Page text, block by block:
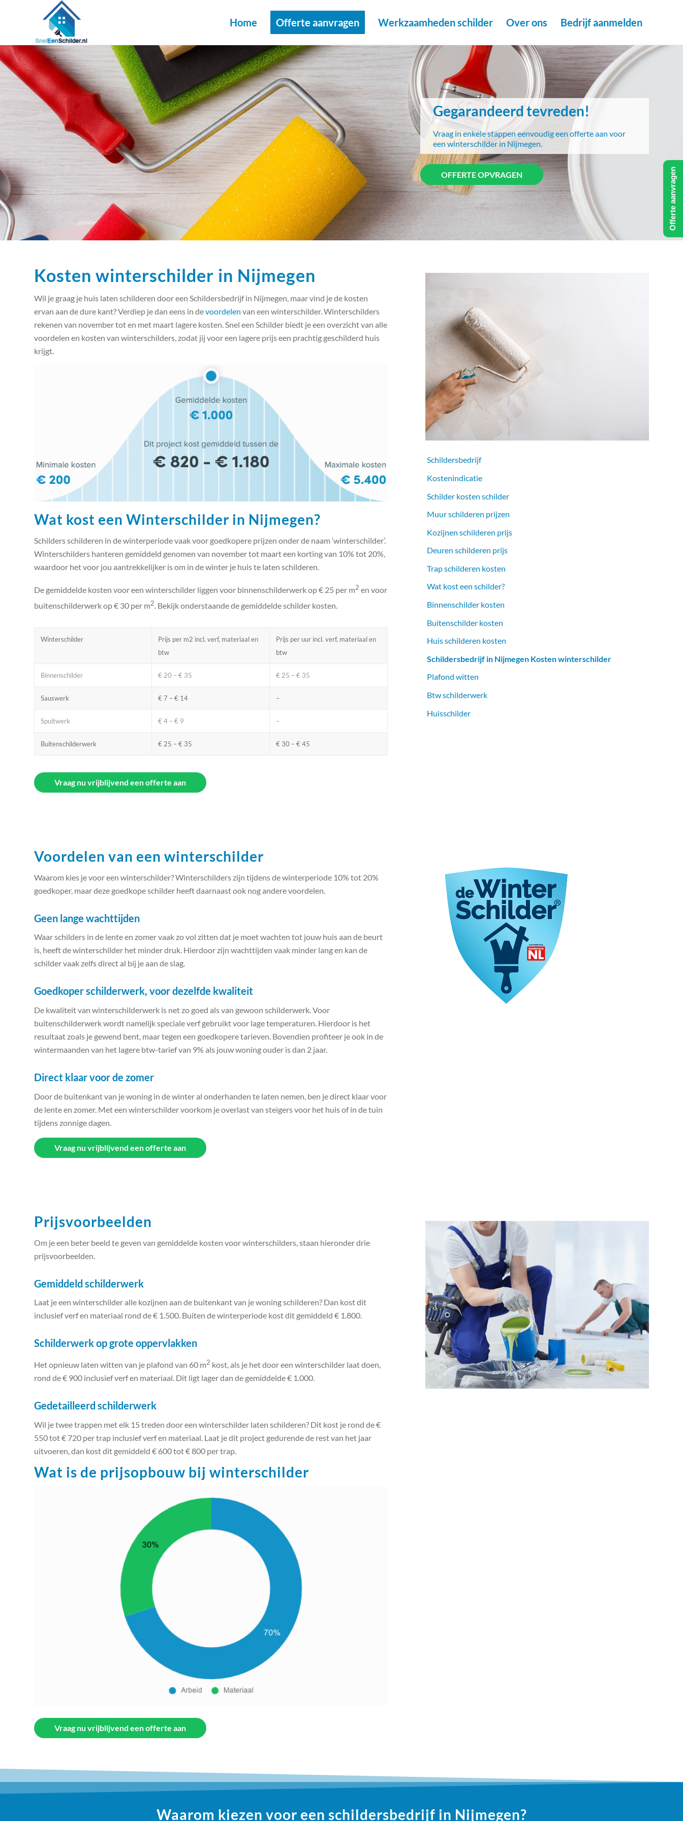
Home Offerte aanvragen Werkzaamheden schilder Over ons Bedrijf aanmelden
Gegarandeerd tevreden!
Vraag in enkele stappen eenvoudig een offerte aan voor
een winterschilder in Nijmegen.
OFFERTE OPVRAGEN
Kosten winterschilder in Nijmegen
Wil je graag je huis laten schilderen door een Schildersbedrijf in Nijmegen, maar vind je de kosten
ervan aan de dure kant? Verdiep je dan eens in devoordelen van een winterschilder. Winterschilders
rekenen van november tot en met maart lagere kosten. Snel een Schilder biedt je een overzicht van alle
voordelen en kosten van winterschilders, zodat jij voor een lagere prijs een prachtig geschilderd huis
krijgt.
Wat kost een Winterschilder in Nijmegen?
Schilders schilderen in de winterperiode vaak voor goedkopere prijzen onder de naam ‘winterschilder’.
Winterschilders hanteren gemiddeld genomen van november tot maart een korting van 10% tot 20%,
waardoor het voor jou aantrekkelijker is om in de winter je huis te laten schilderen.
De gemiddelde kosten voor een winterschilder liggen voor binnenschilderwerk op € 25 per m2 en voor
buitenschilderwerk op € 30 per m2. Bekijk onderstaande de gemiddelde schilder kosten.
Winterschilder
Prijs per m2 incl. verf, materiaal en
btw
Prijs per uur incl. verf, materiaal en
btw
Binnenschilder € 20 – € 35 € 25 – € 35
Sauswerk € 7 – € 14 –
Spuitwerk € 4 – € 9 –
Buitenschilderwerk € 25 – € 35 € 30 – € 45
Vraag nu vrijblijvend een offerte aan
Schildersbedrijf
Kostenindicatie
Schilder kosten schilder
Muur schilderen prijzen
Kozijnen schilderen prijs
Deuren schilderen prijs
Trap schilderen kosten
Wat kost een schilder?
Binnenschilder kosten
Buitenschilder kosten
Huis schilderen kosten
Schildersbedrijf in Nijmegen Kosten winterschilder
Plafond witten
Btw schilderwerk
Huisschilder
Voordelen van een winterschilder
Waarom kies je voor een winterschilder? Winterschilders zijn tijdens de winterperiode 10% tot 20%
goedkoper, maar deze goedkope schilder heeft daarnaast ook nog andere voordelen.
Geen lange wachttijden
Waar schilders in de lente en zomer vaak zo vol zitten dat je moet wachten tot jouw huis aan de beurt
is, heeft de winterschilder het minder druk. Hierdoor zijn wachttijden vaak minder lang en kan de
schilder vaak zelfs direct al bij je aan de slag.
Goedkoper schilderwerk, voor dezelfde kwaliteit
De kwaliteit van winterschilderwerk is net zo goed als van gewoon schilderwerk. Voor
buitenschilderwerk wordt namelijk speciale verf gebruikt voor lage temperaturen. Hierdoor is het
resultaat zoals je gewend bent, maar tegen een goedkopere tarieven. Bovendien profiteer je ook in de
wintermaanden van het lagere btw-tarief van 9% als jouw woning ouder is dan 2 jaar.
Direct klaar voor de zomer
Door de buitenkant van je woning in de winter al onderhanden te laten nemen, ben je direct klaar voor
de lente en zomer. Met een winterschilder voorkom je overlast van steigers voor het huis of in de tuin
tijdens zonnige dagen.
Vraag nu vrijblijvend een offerte aan
Prijsvoorbeelden
Om je een beter beeld te geven van gemiddelde kosten voor winterschilders, staan hieronder drie
prijsvoorbeelden.
Gemiddeld schilderwerk
Laat je een winterschilder alle kozijnen aan de buitenkant van je woning schilderen? Dan kost dit
inclusief verf en materiaal rond de € 1.500. Buiten de winterperiode kost dit gemiddeld € 1.800.
Schilderwerk op grote oppervlakken
Het opnieuw laten witten van je plafond van 60 m2 kost, als je het door een winterschilder laat doen,
rond de € 900 inclusief verf en materiaal. Dit ligt lager dan de gemiddelde € 1.000.
Gedetailleerd schilderwerk
Wil je twee trappen met elk 15 treden door een winterschilder laten schilderen? Dit kost je rond de €
550 tot € 720 per trap inclusief verf en materiaal. Laat je dit project gedurende de rest van het jaar
uitvoeren, dan kost dit gemiddeld € 600 tot € 800 per trap.
Wat is de prijsopbouw bij winterschilder
Vraag nu vrijblijvend een offerte aan
Waarom kiezen voor een schildersbedrijf in Nijmegen?
Offerte aanvragen